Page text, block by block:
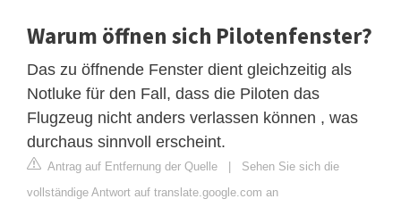
Warum öffnen sich Pilotenfenster?
Das zu öffnende Fenster dient gleichzeitig als
Notluke für den Fall, dass die Piloten das
Flugzeug nicht anders verlassen können , was
durchaus sinnvoll erscheint.
Antrag auf Entfernung der Quelle
Sehen Sie sich die
vollständige Antwort auf translate.google.com an